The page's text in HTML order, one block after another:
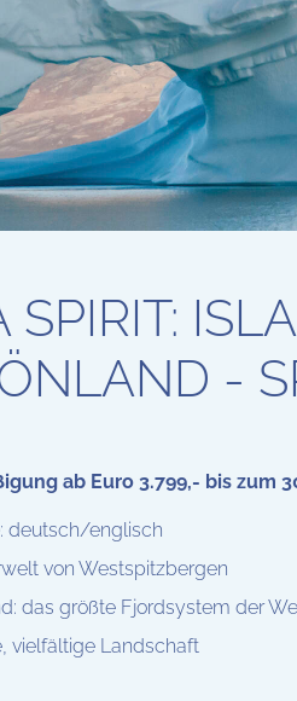
SPIRIT:
-
ab Euro 3.799,- bis zum
deutsch/englisch
von Westspitzbergen
das größte Fjordsystem der
vielfältige Landschaft